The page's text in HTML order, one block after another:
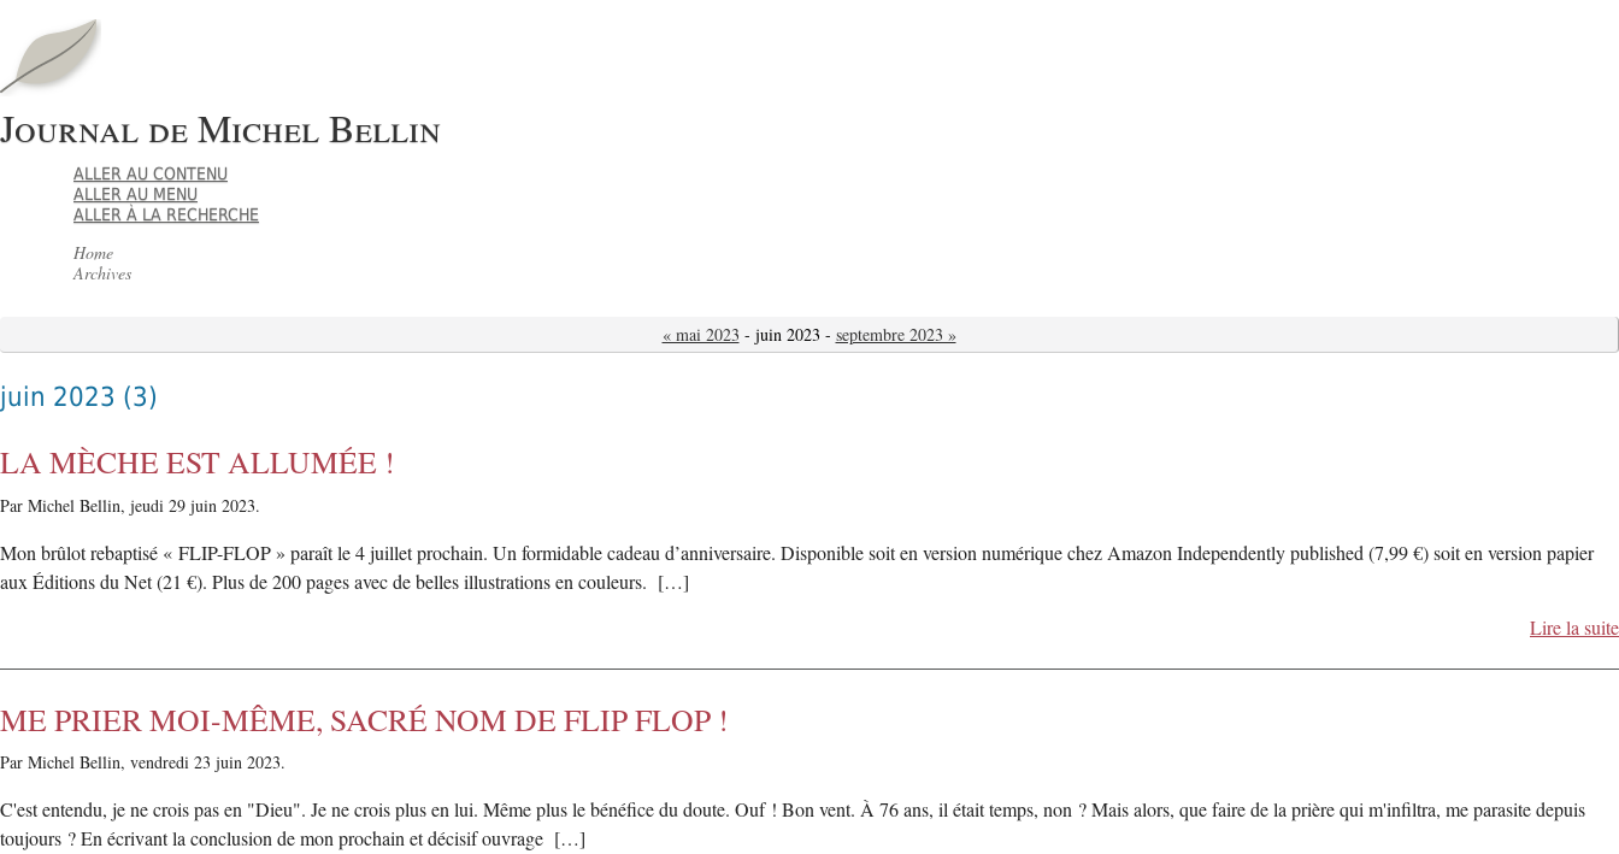
Journal de Michel Bellin
ALLER AU CONTENU
ALLER AU MENU
ALLER À LA RECHERCHE
Home
Archives
« mai 2023 - juin 2023 - septembre 2023 »
juin 2023 (3)
LA MÈCHE EST ALLUMÉE !
Par Michel Bellin, jeudi 29 juin 2023.
Mon brûlot rebaptisé « FLIP-FLOP » paraît le 4 juillet prochain. Un formidable cadeau d’anniversaire. Disponible soit en version numérique chez Amazon Independently published (7,99 €) soit en version papier
aux Éditions du Net (21 €). Plus de 200 pages avec de belles illustrations en couleurs. […]
Lire la suite
ME PRIER MOI-MÊME, SACRÉ NOM DE FLIP FLOP !
Par Michel Bellin, vendredi 23 juin 2023.
C'est entendu, je ne crois pas en "Dieu". Je ne crois plus en lui. Même plus le bénéfice du doute. Ouf ! Bon vent. À 76 ans, il était temps, non ? Mais alors, que faire de la prière qui m'infiltra, me parasite depuis
toujours ? En écrivant la conclusion de mon prochain et décisif ouvrage […]